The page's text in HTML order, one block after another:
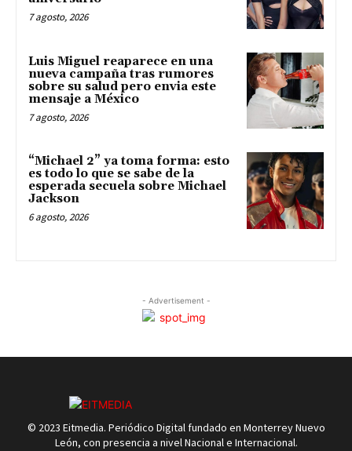
7 agosto, 2026
Luis Miguel reaparece en una
nueva campaña tras rumores
sobre su salud pero envia este
mensaje a México
7 agosto, 2026
“Michael 2” ya toma forma: esto
es todo lo que se sabe de la
esperada secuela sobre Michael
Jackson
6 agosto, 2026
- Advertisement -
© 2023 Eitmedia. Periódico Digital fundado en Monterrey Nuevo
León, con presencia a nivel Nacional e Internacional.